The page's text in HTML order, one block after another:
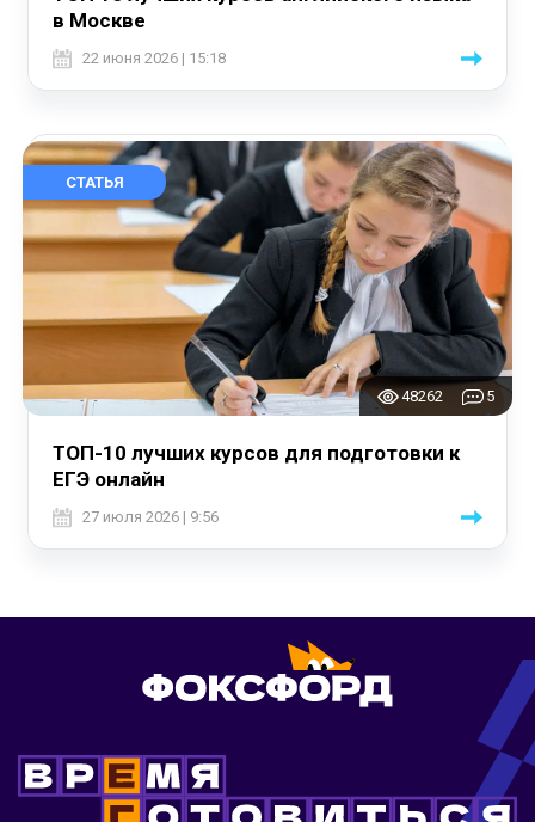
в Москве
22 июня 2026 | 15:18
СТАТЬЯ
48262 5
ТОП-10 лучших курсов для подготовки к
ЕГЭ онлайн
27 июля 2026 | 9:56